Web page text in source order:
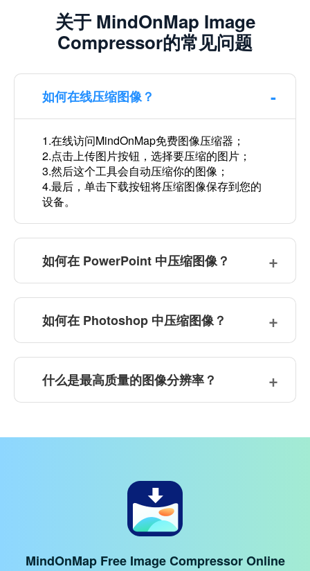
关于 MindOnMap Image
Compressor的常见问题
如何在线压缩图像？
1.在线访问MindOnMap免费图像压缩器；
2.点击上传图片按钮，选择要压缩的图片；
3.然后这个工具会自动压缩你的图像；
4.最后，单击下载按钮将压缩图像保存到您的
设备。
如何在 PowerPoint 中压缩图像？
如何在 Photoshop 中压缩图像？
什么是最高质量的图像分辨率？
MindOnMap Free Image Compressor Online